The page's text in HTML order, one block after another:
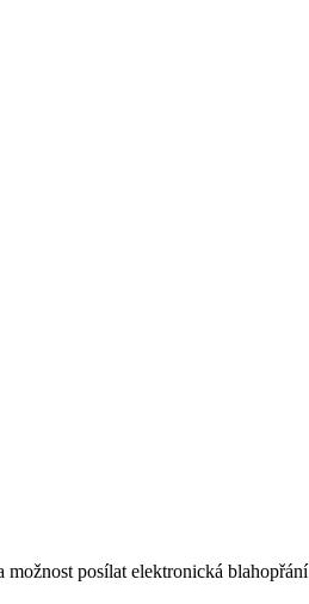
posílat elektronická blahopřání